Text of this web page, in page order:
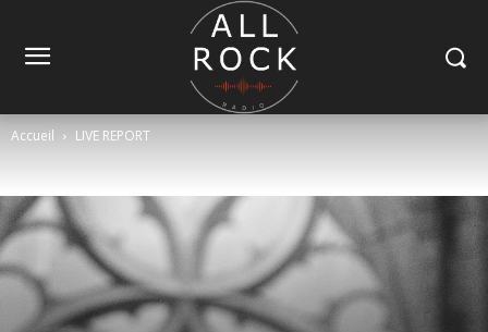
Accueil LIVE REPORT